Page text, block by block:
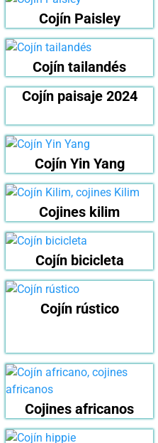
Cojín Paisley
Cojín tailandés
Cojín paisaje 2024
Cojín Yin Yang
Cojines kilim
Cojín bicicleta
Cojín rústico
Cojines africanos